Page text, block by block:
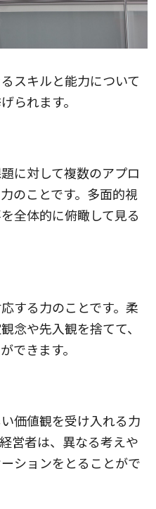
スキルと能力について
られます。
に対して複数のアプロ
のことです。多面的視
全体的に俯瞰して見る
する力のことです。柔
念や先入観を捨てて、
できます。
価値観を受け入れる力
営者は、異なる考えや
ションをとることがで